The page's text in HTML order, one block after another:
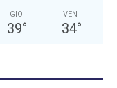
GIO
39°
VEN
34°